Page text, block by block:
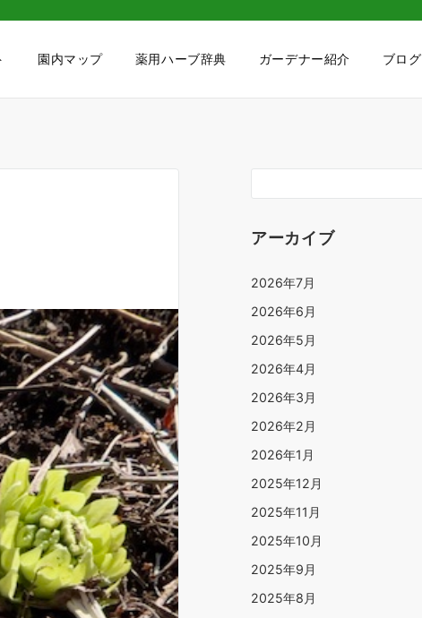
園内マップ 薬用ハーブ辞典 ガーデナー紹介 ブログ
アーカイブ
2026年7月
2026年6月
2026年5月
2026年4月
2026年3月
2026年2月
2026年1月
2025年12月
2025年11月
2025年10月
2025年9月
2025年8月